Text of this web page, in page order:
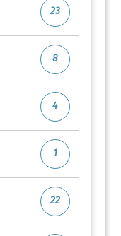
23
8
4
1
22